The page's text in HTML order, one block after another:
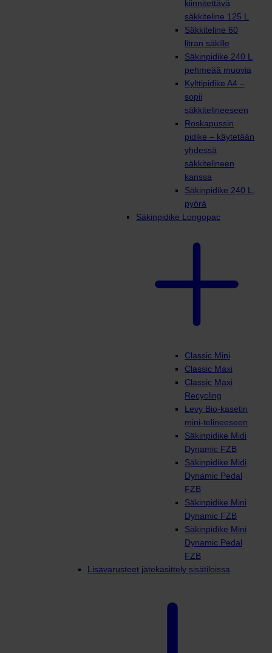
kiinnitettävä
säkkiteline 125 L
Säkkiteline 60
litran säkille
Säkinpidike 240 L
pehmeää muovia
Kylttipidike A4 –
sopii
säkkitelineeseen
Roskapussin
pidike – käytetään
yhdessä
säkkitelineen
kanssa
Säkinpidike 240 L,
pyörä
Säkinpidike Longopac
Classic Mini
Classic Maxi
Classic Maxi
Recycling
Levy Bio-kasetin
mini-telineeseen
Säkinpidike Midi
Dynamic FZB
Säkinpidike Midi
Dynamic Pedal
FZB
Säkinpidike Mini
Dynamic FZB
Säkinpidike Mini
Dynamic Pedal
FZB
Lisävarusteet jätekäsittely sisätiloissa